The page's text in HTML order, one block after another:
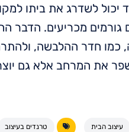
לשדרג את ביתו
מכריעים. הדבר
כמו חדר ההלבשה,
את המרחב אלא גם
עיצוב הבית טרנדים בעיצוב